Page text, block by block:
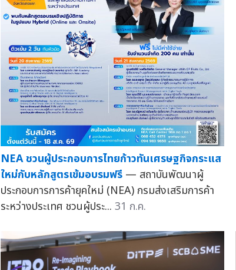
NEA ชวนผู้ประกอบการไทยก้าวทันเศรษฐกิจกระแส
ใหม่กับหลักสูตรเข้มอบรมฟรี — สถาบันพัฒนาผู้
ประกอบการการค้ายุคใหม่ (NEA) กรมส่งเสริมการค้า
ระหว่างประเทศ ชวนผู้ประ... 31 ก.ค.